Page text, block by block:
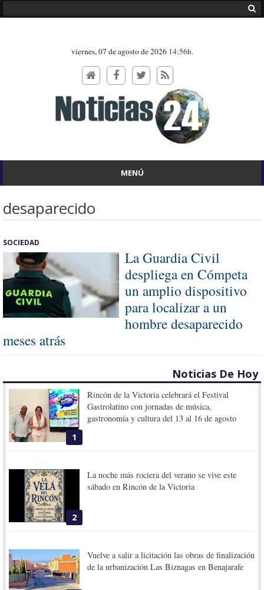
viernes, 07 de agosto de 2026 14:56h.
MENÚ
desaparecido
SOCIEDAD
La Guardia Civil
despliega en Cómpeta
un amplio dispositivo
para localizar a un
hombre desaparecido
meses atrás
Noticias De Hoy
1
Rincón de la Victoria celebrará el Festival
Gastrolatino con jornadas de música,
gastronomía y cultura del 13 al 16 de agosto
2
La noche más rociera del verano se vive este
sábado en Rincón de la Victoria
Vuelve a salir a licitación las obras de finalización
de la urbanización Las Biznagas en Benajarafe